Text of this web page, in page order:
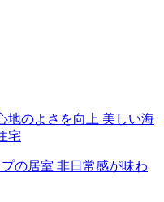
地のよさを向上 美しい海
宅
の居室 非日常感が味わ